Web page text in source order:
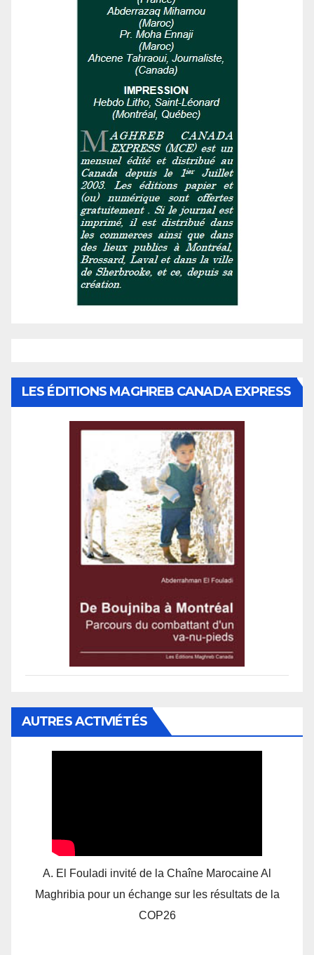
LES ÉDITIONS MAGHREB CANADA EXPRESS
AUTRES ACTIVIÉTÉS
A. El Fouladi invité de la Chaîne Marocaine Al
Maghribia pour un échange sur les résultats de la
COP26